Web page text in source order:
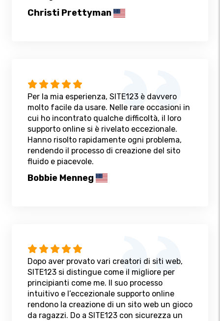
Christi Prettyman
Per la mia esperienza, SITE123 è davvero
molto facile da usare. Nelle rare occasioni in
cui ho incontrato qualche difficoltà, il loro
supporto online si è rivelato eccezionale.
Hanno risolto rapidamente ogni problema,
rendendo il processo di creazione del sito
fluido e piacevole.
Bobbie Menneg
Dopo aver provato vari creatori di siti web,
SITE123 si distingue come il migliore per
principianti come me. Il suo processo
intuitivo e l’eccezionale supporto online
rendono la creazione di un sito web un gioco
da ragazzi. Do a SITE123 con sicurezza un